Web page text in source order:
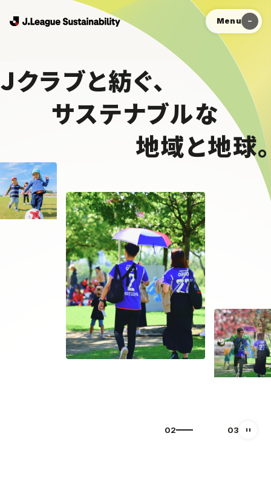
Menu
Ｊクラブと紡ぐ、
サステナブルな
地域と地球。
03 03 自動